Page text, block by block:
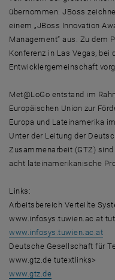
übernommen. JBoss
einem „JBoss Innovation
Management“ aus. Zu dem
Konferenz in Las Vegas, bei
Entwicklergemeinschaft
Met@LoGo entstand im
Europäischen Union zur
Europa und Lateinamerika
Unter der Leitung der
Zusammenarbeit (GTZ)
acht lateinamerikanische
Links:
Arbeitsbereich Verteilte
www.infosys.tuwien.ac.at
www.infosys.tuwien.ac.at
Deutsche Gesellschaft für
www.gtz.de tutextlinks>
www.gtz.de